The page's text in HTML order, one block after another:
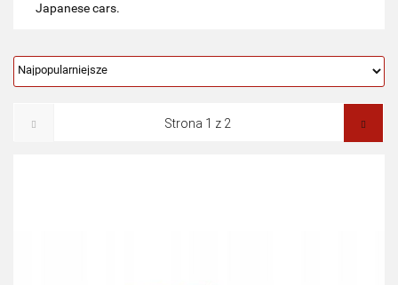
Japanese cars.